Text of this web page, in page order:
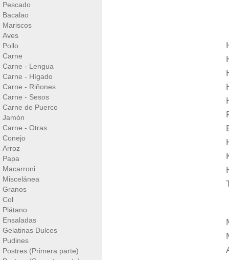
Pescado
Bacalao
Mariscos
Aves
Pollo
Carne
Carne - Lengua
Carne - Hígado
Carne - Riñones
Carne - Sesos
Carne de Puerco
Jamón
Carne - Otras
Conejo
Arroz
Papa
Macarroni
Miscelánea
Granos
Col
Plátano
Ensaladas
Gelatinas Dulces
Pudines
Postres (Primera parte)